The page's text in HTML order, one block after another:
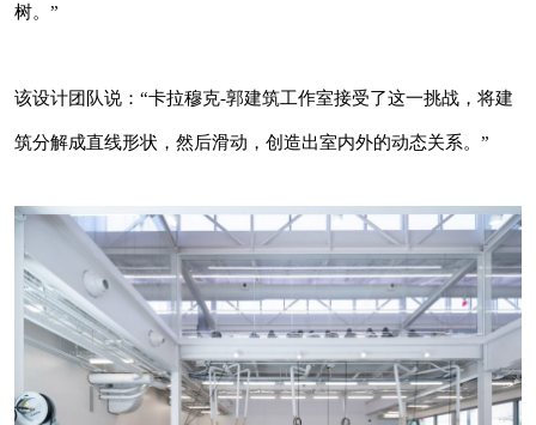
树。”
该设计团队说：“卡拉穆克-郭建筑工作室接受了这一挑战，将建
筑分解成直线形状，然后滑动，创造出室内外的动态关系。”